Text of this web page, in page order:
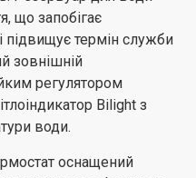
що запобігає
підвищує термін служби
зовнішній
регулятором
Bilight з
води.
оснащений